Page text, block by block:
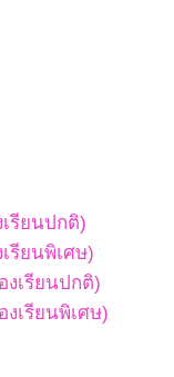
รียนปกติ)
รียนพิเศษ)
เรียนปกติ)
เรียนพิเศษ)